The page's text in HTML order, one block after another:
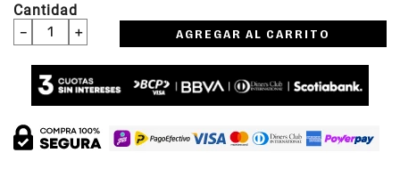
Cantidad
＋
－ AGREGAR AL CARRITO